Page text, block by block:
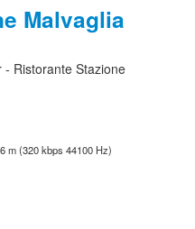
Malvaglia
Ristorante Stazione
m (320 kbps 44100 Hz)